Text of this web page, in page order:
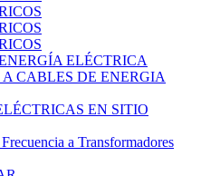
ELÉCTRICA
CABLES DE ENERGIA
EN SITIO
a Transformadores